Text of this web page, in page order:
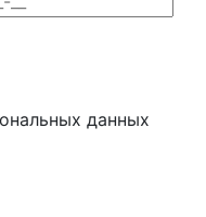
данных